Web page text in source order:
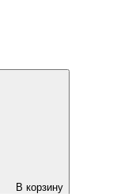
В корзину